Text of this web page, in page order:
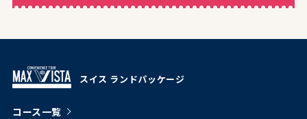
スイス ランドパッケージ
コース一覧